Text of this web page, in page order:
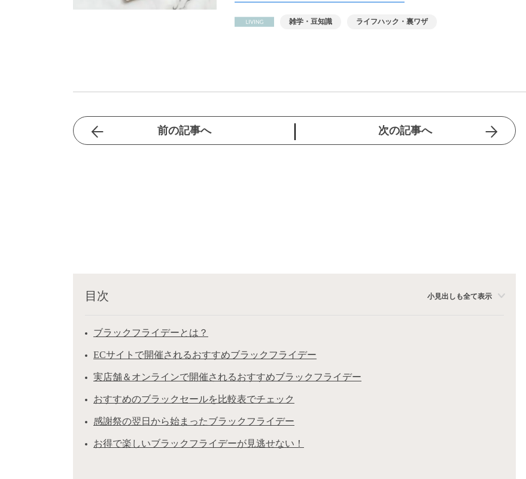
雑学・豆知識 ライフハック・裏ワザ
前の記事へ 次の記事へ
目次 小見出しも全て表示
ブラックフライデーとは？
ECサイトで開催されるおすすめブラックフライデー
実店舗＆オンラインで開催されるおすすめブラックフライデー
おすすめのブラックセールを比較表でチェック
感謝祭の翌日から始まったブラックフライデー
お得で楽しいブラックフライデーが見逃せない！